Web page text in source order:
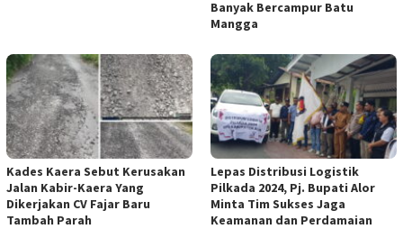
Banyak Bercampur Batu
Mangga
Kades Kaera Sebut Kerusakan
Jalan Kabir-Kaera Yang
Dikerjakan CV Fajar Baru
Tambah Parah
Lepas Distribusi Logistik
Pilkada 2024, Pj. Bupati Alor
Minta Tim Sukses Jaga
Keamanan dan Perdamaian